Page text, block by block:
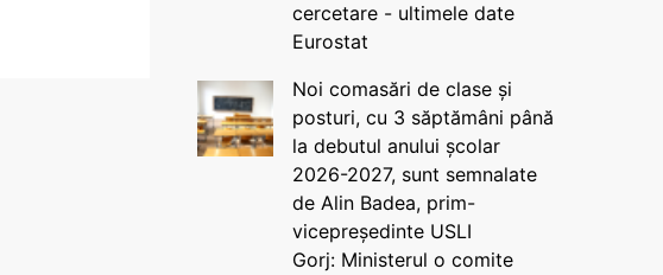
cercetare - ultimele date
Eurostat
Noi comasări de clase și
posturi, cu 3 săptămâni până
la debutul anului școlar
2026-2027, sunt semnalate
de Alin Badea, prim-
vicepreședinte USLI
Gorj: Ministerul o comite